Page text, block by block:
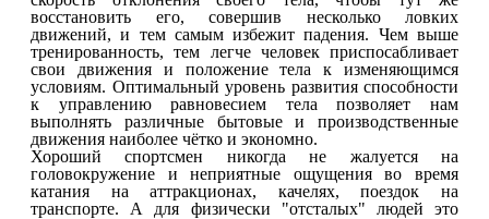
восстановить его, совершив несколько ловких
движений, и тем самым избежит падения. Чем выше
тренированность, тем легче человек приспосабливает
свои движения и положение тела к изменяющимся
условиям. Оптимальный уровень развития способности
к управлению равновесием тела позволяет нам
выполнять различные бытовые и производственные
движения наиболее чётко и экономно.
Хороший спортсмен никогда не жалуется на
головокружение и неприятные ощущения во время
катания на аттракционах, качелях, поездок на
транспорте. А для физически "отсталых" людей это